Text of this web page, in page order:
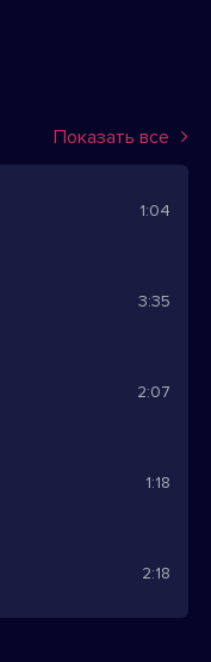
Показать все
1:04
3:35
2:07
1:18
2:18